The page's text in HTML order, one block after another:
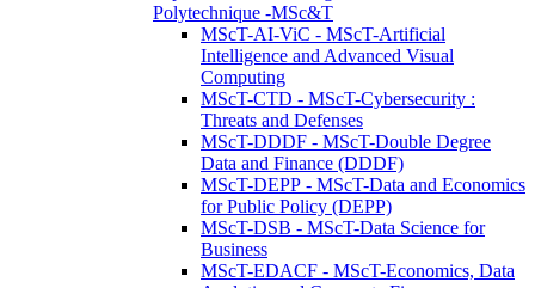
Polytechnique -MSc&T
MScT-AI-ViC - MScT-Artificial
Intelligence and Advanced Visual
Computing
MScT-CTD - MScT-Cybersecurity :
Threats and Defenses
MScT-DDDF - MScT-Double Degree
Data and Finance (DDDF)
MScT-DEPP - MScT-Data and Economics
for Public Policy (DEPP)
MScT-DSB - MScT-Data Science for
Business
MScT-EDACF - MScT-Economics, Data